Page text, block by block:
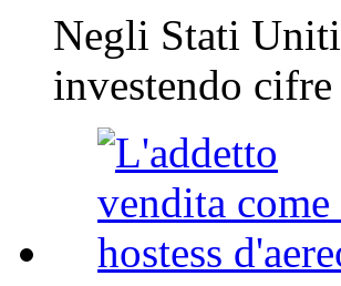
Negli Stati
investendo